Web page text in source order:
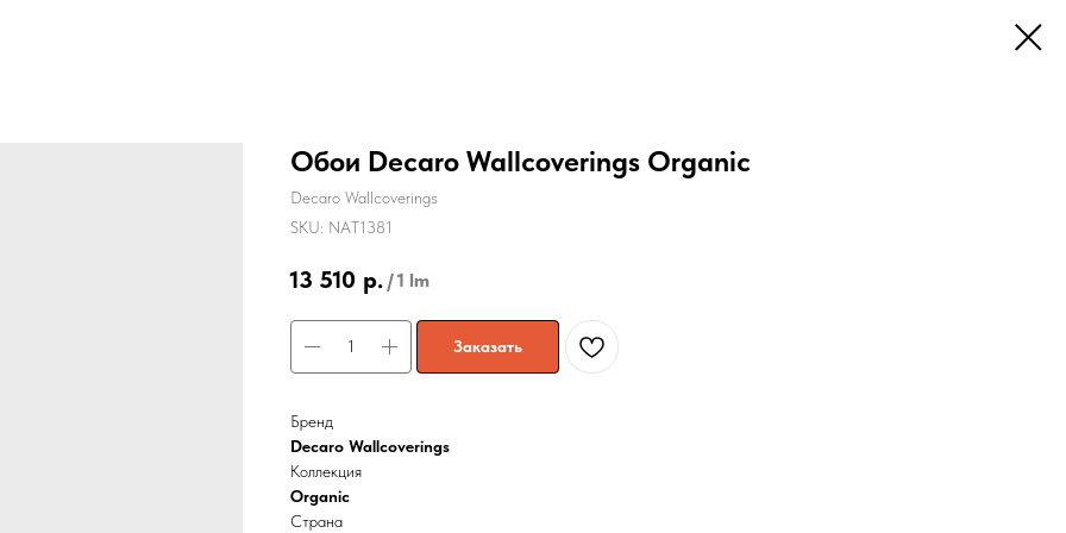
Обои Decaro Wallcoverings Organic
Decaro Wallcoverings
SKU: NAT1381
13 510 р. /1 lm
Заказать
Бренд
Decaro Wallcoverings
Коллекция
Organic
Страна